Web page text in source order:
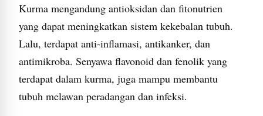
Kurma mengandung antioksidan dan fitonutrien
yang dapat meningkatkan sistem kekebalan tubuh.
Lalu, terdapat anti-inflamasi, antikanker, dan
antimikroba. Senyawa flavonoid dan fenolik yang
terdapat dalam kurma, juga mampu membantu
tubuh melawan peradangan dan infeksi.